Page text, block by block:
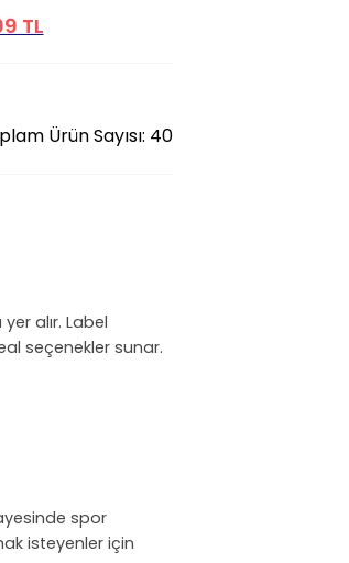
TL
Ürün Sayısı: 40
alır. Label
seçenekler sunar.
spor
isteyenler için